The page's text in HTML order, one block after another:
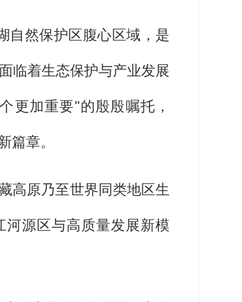
自然保护区腹心区域，是
临着生态保护与产业发展
更加重要"的殷殷嘱托，
篇章。
高原乃至世界同类地区生
源区与高质量发展新模